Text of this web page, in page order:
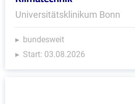
Universitätsklinikum Bonn
bundesweit
Start: 03.08.2026